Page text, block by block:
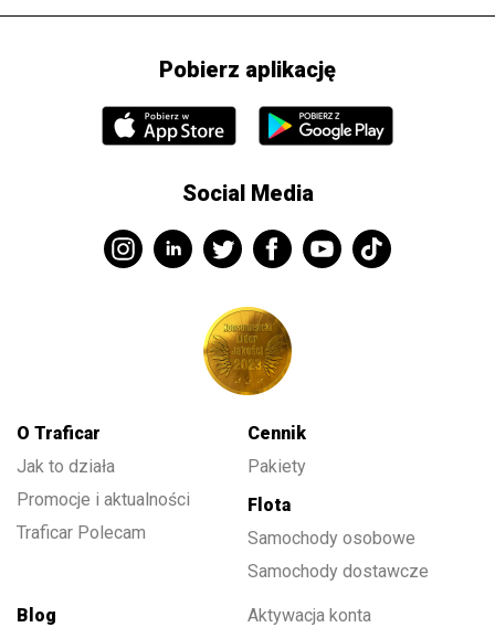
Pobierz aplikację
Social Media
O Traficar
Jak to działa
Promocje i aktualności
Traficar Polecam
Cennik
Pakiety
Flota
Samochody osobowe
Samochody dostawcze
Blog
Aktywacja konta